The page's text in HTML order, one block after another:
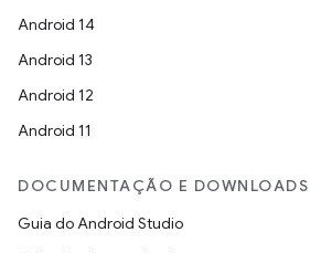
Android 14
Android 13
Android 12
Android 11
DOCUMENTAÇÃO E DOWNLOADS
Guia do Android Studio